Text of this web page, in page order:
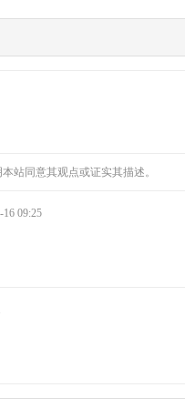
站同意其观点或证实其描述。
09:25